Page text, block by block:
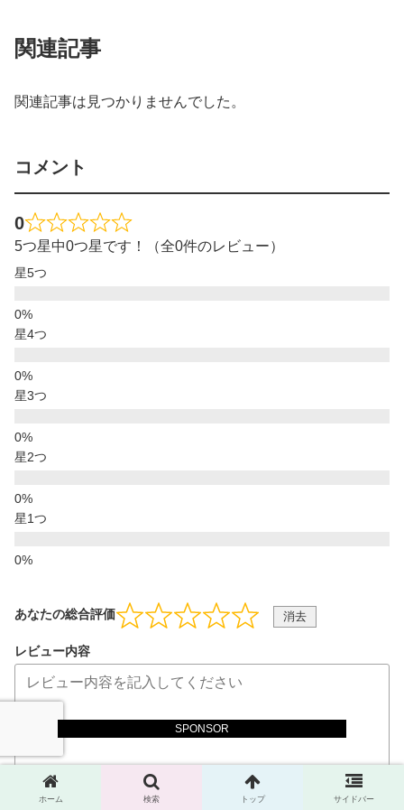
SPONSOR
関連記事
関連記事は見つかりませんでした。
コメント
0
5つ星中0つ星です！（全0件のレビュー）
星5つ
星4つ
星3つ
星2つ
星1つ
あなたの総合評価 消去
レビュー内容
ホーム 検索 トップ サイドバー